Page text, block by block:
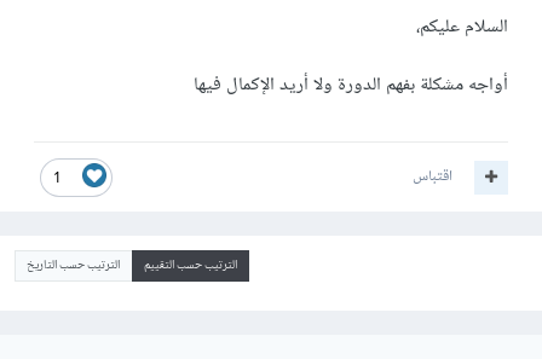
السلام عليكم،
أواجه مشكلة بفهم الدورة ولا أريد الإكمال فيها
1 اقتباس
الترتيب حسب التقييم الترتيب حسب التاريخ